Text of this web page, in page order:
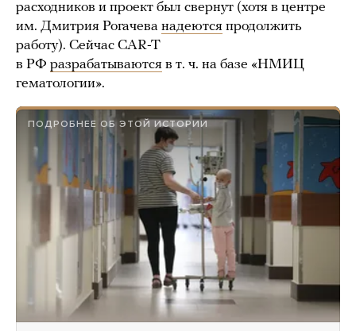
расходников и проект был свернут (хотя в центре
им. Дмитрия Рогачева надеются продолжить
работу). Сейчас CAR-T
в РФ разрабатываются в т. ч. на базе «НМИЦ
гематологии».
ПОДРОБНЕЕ ОБ ЭТОЙ ИСТОРИИ